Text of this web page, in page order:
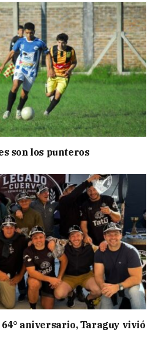
son los punteros
64° aniversario, Taraguy vivió